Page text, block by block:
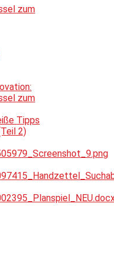
zum
zum
Tipps
2)